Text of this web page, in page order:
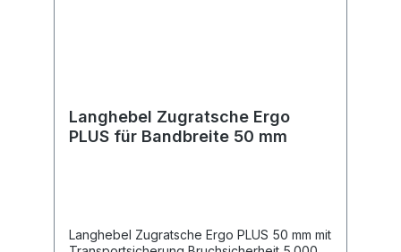
Langhebel Zugratsche Ergo
PLUS für Bandbreite 50 mm
Langhebel Zugratsche Ergo PLUS 50 mm mit